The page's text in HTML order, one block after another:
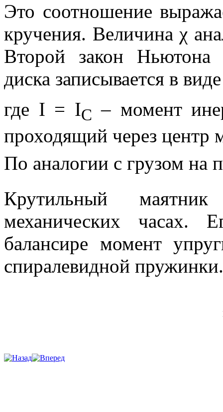
Это соотношение
кручения. Величинаχ
Второй закон Ньютона
диска записывается в
где I = IC – момент
проходящий через центр
По аналогии с грузом на
Крутильный
механических часах.
балансире момент
спиралевидной пружинки.